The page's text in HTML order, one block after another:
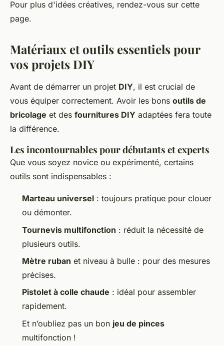
Pour plus d'idées créatives, rendez-vous sur cette
page.
Matériaux et outils essentiels pour
vos projets DIY
Avant de démarrer un projet DIY, il est crucial de
vous équiper correctement. Avoir les bons outils de
bricolage et des fournitures DIY adaptées fera toute
la différence.
Les incontournables pour débutants et experts
Que vous soyez novice ou expérimenté, certains
outils sont indispensables :
Marteau universel : toujours pratique pour clouer
ou démonter.
Tournevis multifonction : réduit la nécessité de
plusieurs outils.
Mètre ruban et niveau à bulle : pour des mesures
précises.
Pistolet à colle chaude : idéal pour assembler
rapidement.
Et n’oubliez pas un bon jeu de pinces
multifonction !